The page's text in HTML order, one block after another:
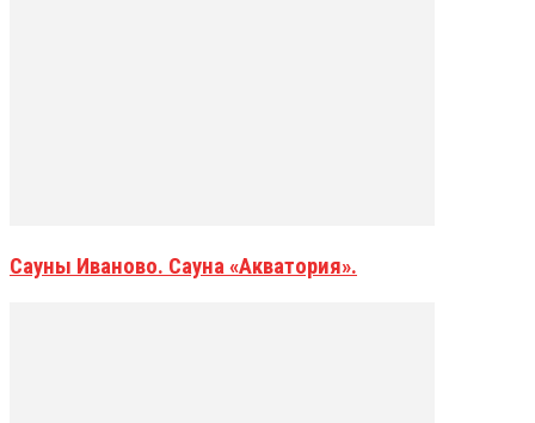
Сауны Иваново. Сауна «Акватория».